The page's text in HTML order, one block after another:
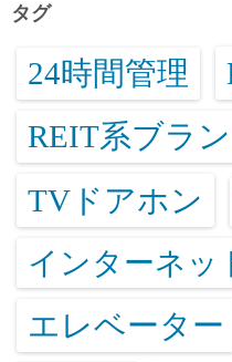
タグ
24時間管理
REIT系ブラ
TVドアホン
インターネッ
エレベーター